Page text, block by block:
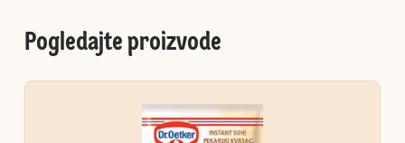
Pogledajte proizvode